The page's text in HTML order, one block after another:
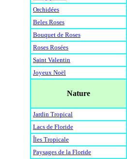
Orchidées
Beles Roses
Bouquet de Roses
Roses Rosées
Saint Valentin
Joyeux Noël
Nature
Jardin Tropical
Lacs de Floride
Îles Tropicale
Paysages de la Floride